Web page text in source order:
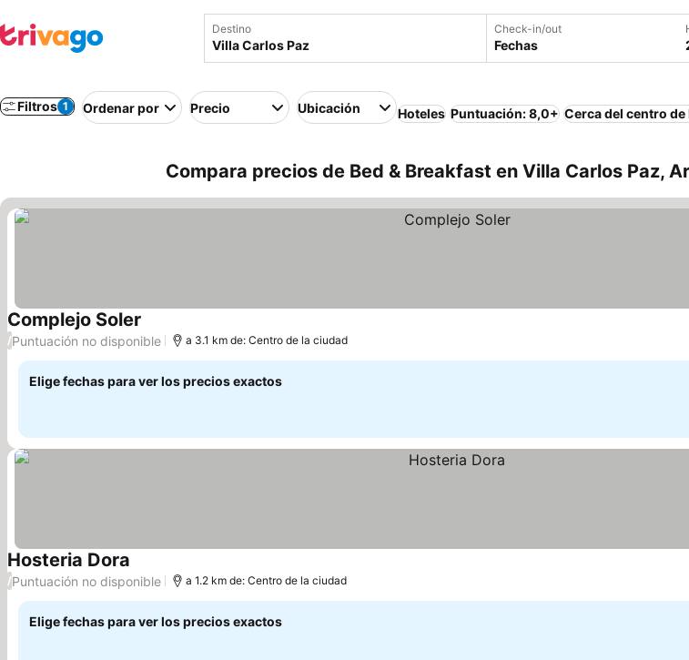
Destino Check-in/out
Fechas
Filtros 1 Ordenar por Precio Ubicación Hoteles Puntuación: 8,0+ Cerca del centro de
Compara precios de Bed & Breakfast en Villa Carlos Paz,
Complejo Soler Ver precios
/Puntuación no disponible a 3.1 km de: Centro de la ciudad
Elige fechas para ver los precios exactos
Hosteria Dora Ver precios
/Puntuación no disponible a 1.2 km de: Centro de la ciudad
Elige fechas para ver los precios exactos